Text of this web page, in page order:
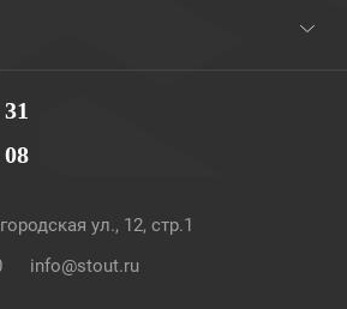
ул., 12, стр.1
info@stout.ru